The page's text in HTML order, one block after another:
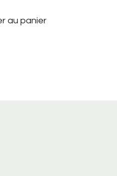
au panier